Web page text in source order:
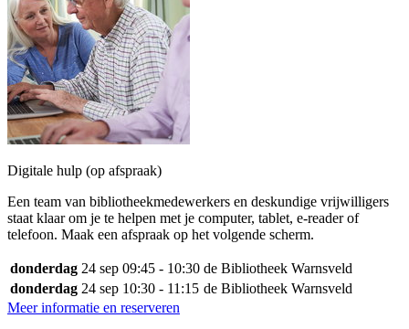
Digitale hulp (op afspraak)
Een team van bibliotheekmedewerkers en deskundige vrijwilligers
staat klaar om je te helpen met je computer, tablet, e-reader of
telefoon. Maak een afspraak op het volgende scherm.
donderdag 24 sep 09:45 - 10:30 de Bibliotheek Warnsveld
donderdag 24 sep 10:30 - 11:15 de Bibliotheek Warnsveld
Meer informatie en reserveren